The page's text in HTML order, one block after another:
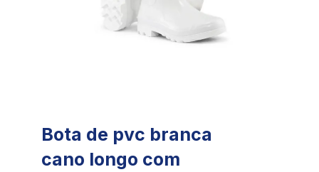
Bota de pvc branca
cano longo com